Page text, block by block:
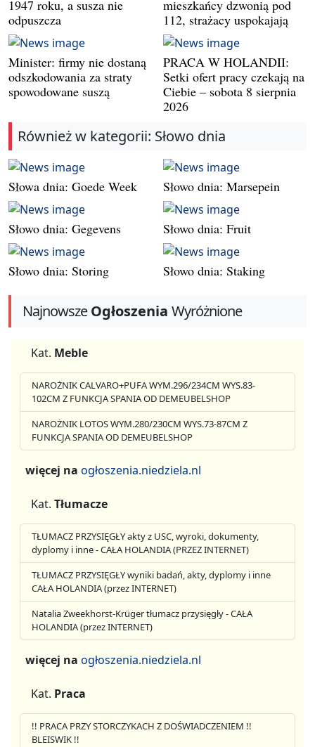
1947 roku, a susza nie
odpuszcza
mieszkańcy dzwonią pod
112, strażacy uspokajają
Minister: firmy nie dostaną
odszkodowania za straty
spowodowane suszą
PRACA W HOLANDII:
Setki ofert pracy czekają na
Ciebie – sobota 8 sierpnia
2026
Również w kategorii: Słowo dnia
Słowa dnia: Goede Week Słowo dnia: Marsepein
Słowo dnia: Gegevens Słowo dnia: Fruit
Słowo dnia: Storing Słowo dnia: Staking
NajnowszeOgłoszenia Wyróżnione
Kat. Meble
NAROŻNIK CALVARO+PUFA WYM.296/234CM WYS.83-
102CM Z FUNKCJA SPANIA OD DEMEUBELSHOP
NAROŻNIK LOTOS WYM.280/230CM WYS.73-87CM Z
FUNKCJA SPANIA OD DEMEUBELSHOP
więcej na ogłoszenia.niedziela.nl
Kat. Tłumacze
TŁUMACZ PRZYSIĘGŁY akty z USC, wyroki, dokumenty,
dyplomy i inne - CAŁA HOLANDIA (PRZEZ INTERNET)
TŁUMACZ PRZYSIĘGŁY wyniki badań, akty, dyplomy i inne
CAŁA HOLANDIA (przez INTERNET)
Natalia Zweekhorst-Krüger tłumacz przysięgły - CAŁA
HOLANDIA (przez INTERNET)
więcej na ogłoszenia.niedziela.nl
Kat. Praca
!! PRACA PRZY STORCZYKACH Z DOŚWIADCZENIEM !!
BLEISWIK !!